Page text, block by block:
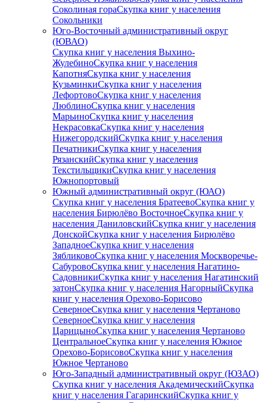
Соколиная гораСкупка книг у населения
Сокольники
Юго-Восточный административный округ
(ЮВАО)
Скупка книг у населения Выхино-
ЖулебиноСкупка книг у населения
КапотняСкупка книг у населения
КузьминкиСкупка книг у населения
ЛефортовоСкупка книг у населения
ЛюблиноСкупка книг у населения
МарьиноСкупка книг у населения
НекрасовкаСкупка книг у населения
НижегородскийСкупка книг у населения
ПечатникиСкупка книг у населения
РязанскийСкупка книг у населения
ТекстильщикиСкупка книг у населения
Южнопортовый
Южный административный округ (ЮАО)
Скупка книг у населения БратеевоСкупка книг у
населения Бирюлёво ВосточноеСкупка книг у
населения ДаниловскийСкупка книг у населения
ДонскойСкупка книг у населения Бирюлёво
ЗападноеСкупка книг у населения
ЗябликовоСкупка книг у населения Москворечье-
СабуровоСкупка книг у населения Нагатино-
СадовникиСкупка книг у населения Нагатинский
затонСкупка книг у населения НагорныйСкупка
книг у населения Орехово-Борисово
СеверноеСкупка книг у населения Чертаново
СеверноеСкупка книг у населения
ЦарицыноСкупка книг у населения Чертаново
ЦентральноеСкупка книг у населения Южное
Орехово-БорисовоСкупка книг у населения
Южное Чертаново
Юго-Западный административный округ (ЮЗАО)
Скупка книг у населения АкадемическийСкупка
книг у населения ГагаринскийСкупка книг у